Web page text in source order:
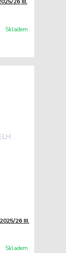
26 III.
Skladem
26 III.
Skladem